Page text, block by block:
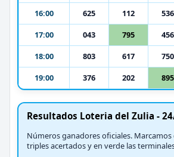
16:00
625 112 536
17:00
043 795 456
18:00
803 617 750
19:00
376 202 895
Resultados Loteria del Zulia -
Números ganadores oficiales.
triples acertados y en verde las